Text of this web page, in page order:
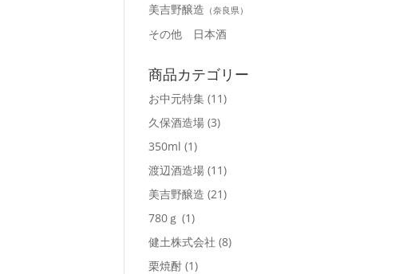
美吉野醸造 （奈良県）
その他 日本酒
商品カテゴリー
お中元特集 (11)
久保酒造場 (3)
350ml (1)
渡辺酒造場 (11)
美吉野醸造 (21)
780ｇ (1)
健土株式会社 (8)
栗焼酎 (1)